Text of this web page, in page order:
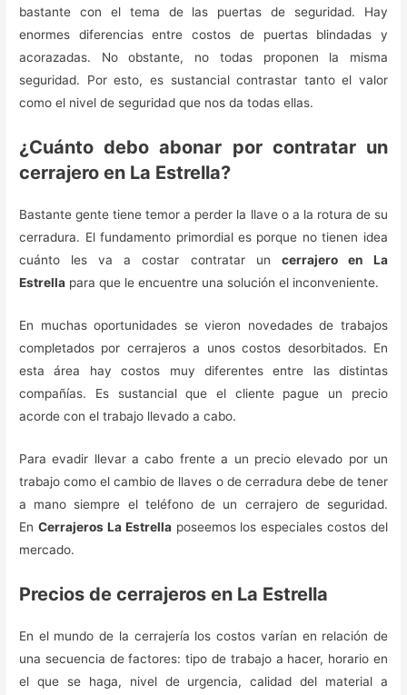
bastante con el tema de las puertas de seguridad. Hay
enormes diferencias entre costos de puertas blindadas y
acorazadas. No obstante, no todas proponen la misma
seguridad. Por esto, es sustancial contrastar tanto el valor
como el nivel de seguridad que nos da todas ellas.
¿Cuánto debo abonar por contratar un
cerrajero en La Estrella?
Bastante gente tiene temor a perder la llave o a la rotura de su
cerradura. El fundamento primordial es porque no tienen idea
cuánto les va a costar contratar un cerrajero en La
Estrella para que le encuentre una solución el inconveniente.
En muchas oportunidades se vieron novedades de trabajos
completados por cerrajeros a unos costos desorbitados. En
esta área hay costos muy diferentes entre las distintas
compañías. Es sustancial que el cliente pague un precio
acorde con el trabajo llevado a cabo.
Para evadir llevar a cabo frente a un precio elevado por un
trabajo como el cambio de llaves o de cerradura debe de tener
a mano siempre el teléfono de un cerrajero de seguridad.
En Cerrajeros La Estrellaposeemos los especiales costos del
mercado.
Precios de cerrajeros en La Estrella
En el mundo de la cerrajería los costos varían en relación de
una secuencia de factores: tipo de trabajo a hacer, horario en
el que se haga, nivel de urgencia, calidad del material a